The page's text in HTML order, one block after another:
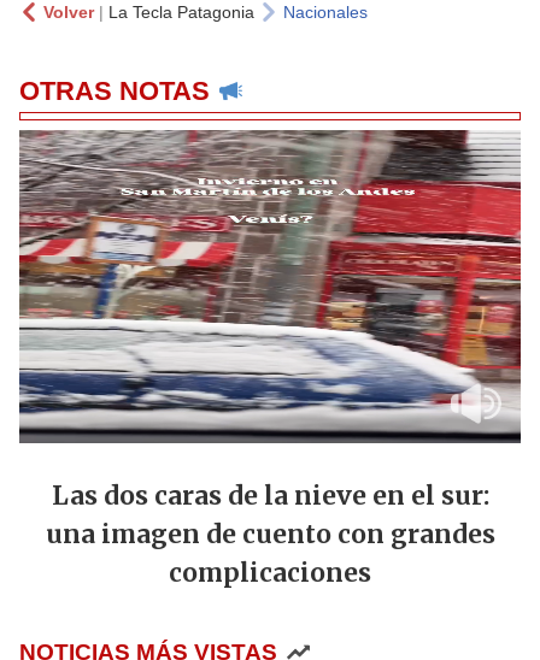
Volver| La Tecla Patagonia Nacionales
OTRAS NOTAS
Las dos caras de la nieve en el sur:
una imagen de cuento con grandes
complicaciones
NOTICIAS MÁS VISTAS